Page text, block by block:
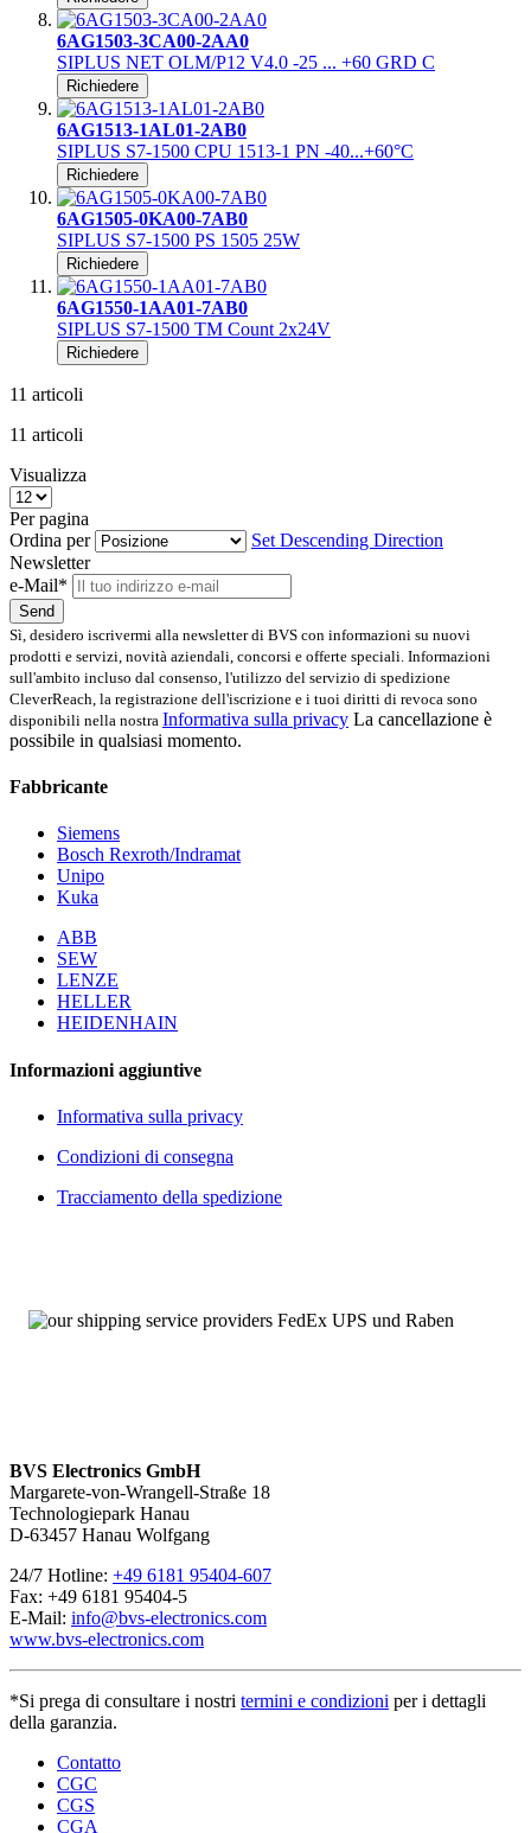
6AG1503-3CA00-2AA0
SIPLUS NET OLM/P12 V4.0 -25 ... +60 GRD C
Richiedere
6AG1513-1AL01-2AB0
SIPLUS S7-1500 CPU 1513-1 PN -40...+60°C
Richiedere
6AG1505-0KA00-7AB0
SIPLUS S7-1500 PS 1505 25W
Richiedere
6AG1550-1AA01-7AB0
SIPLUS S7-1500 TM Count 2x24V
Richiedere
11 articoli
11 articoli
Visualizza
Per pagina
Ordina per
Set Descending Direction
Newsletter
e-Mail*
Send
Sì, desidero iscrivermi alla newsletter di BVS con informazioni su nuovi
prodotti e servizi, novità aziendali, concorsi e offerte speciali. Informazioni
sull'ambito incluso dal consenso, l'utilizzo del servizio di spedizione
CleverReach, la registrazione dell'iscrizione e i tuoi diritti di revoca sono
disponibili nella nostra Informativa sulla privacy La cancellazione è
possibile in qualsiasi momento.
Fabbricante
Siemens
Bosch Rexroth/Indramat
Unipo
Kuka
ABB
SEW
LENZE
HELLER
HEIDENHAIN
Informazioni aggiuntive
Informativa sulla privacy
Condizioni di consegna
Tracciamento della spedizione
BVS Electronics GmbH
Margarete-von-Wrangell-Straße 18
Technologiepark Hanau
D-63457 Hanau Wolfgang
24/7 Hotline: +49 6181 95404-607
Fax: +49 6181 95404-5
E-Mail: info@bvs-electronics.com
www.bvs-electronics.com
*Si prega di consultare i nostri termini e condizioni per i dettagli
della garanzia.
Contatto
CGC
CGS
CGA